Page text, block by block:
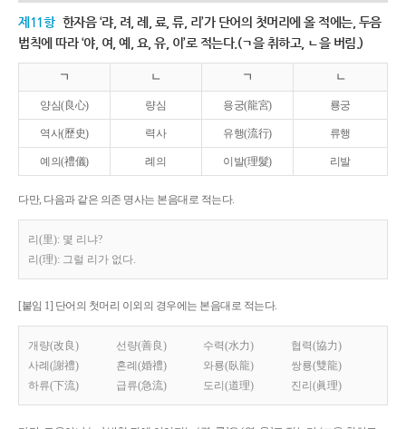
제11항 한자음 ‘랴, 려, 례, 료, 류, 리’가 단어의 첫머리에 올 적에는, 두음
법칙에 따라 ‘야, 여, 예, 요, 유, 이’로 적는다.(ㄱ을 취하고, ㄴ을 버림.)
ㄱ ㄴ ㄱ ㄴ
양심(良心) 량심 용궁(龍宮) 룡궁
역사(歷史) 력사 유행(流行) 류행
예의(禮儀) 례의 이발(理髮) 리발
다만, 다음과 같은 의존 명사는 본음대로 적는다.
리(里): 몇 리냐?
리(理): 그럴 리가 없다.
[붙임 1] 단어의 첫머리 이외의 경우에는 본음대로 적는다.
개량(改良) 선량(善良) 수력(水力)
협력(協力)
사례(謝禮)
혼례(婚禮) 와룡(臥龍)
쌍룡(雙龍)
하류(下流)
급류(急流) 도리(道理) 진리(眞理)